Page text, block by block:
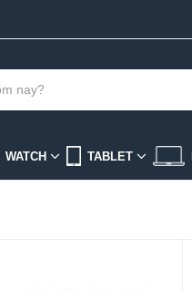
WATCH TABLET